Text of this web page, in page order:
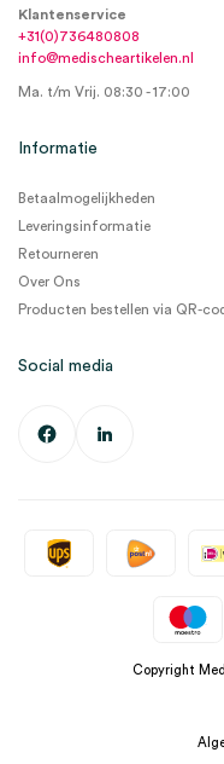
Klantenservice
+31(0)736480808
info@medischeartikelen.nl
Ma. t/m Vrij. 08:30 - 17:00
Informatie
Betaalmogelijkheden
Leveringsinformatie
Retourneren
Over Ons
Producten bestellen via QR-
Social media
Copyright